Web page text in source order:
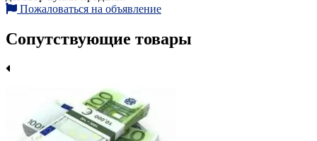
Пожаловаться на объявление
Сопутствующие товары